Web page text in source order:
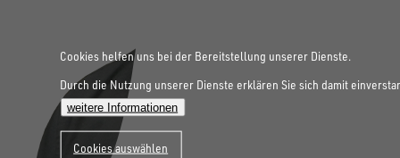
Cookies helfen uns bei der Bereitstellung unserer Dienste.
Durch die Nutzung unserer Dienste erklären Sie sich damit
weitere Informationen
Cookies auswählen